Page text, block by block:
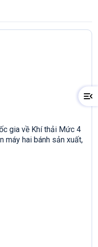
gia về Khí thải Mức 4
máy hai bánh sản xuất,